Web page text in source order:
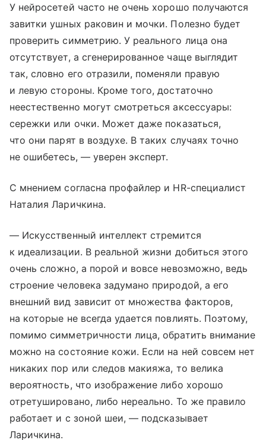
У нейросетей часто не очень хорошо получаются
завитки ушных раковин и мочки. Полезно будет
проверить симметрию. У реального лица она
отсутствует, а сгенерированное чаще выглядит
так, словно его отразили, поменяли правую
и левую стороны. Кроме того, достаточно
неестественно могут смотреться аксессуары:
сережки или очки. Может даже показаться,
что они парят в воздухе. В таких случаях точно
не ошибетесь, — уверен эксперт.
С мнением согласна профайлер и HR-специалист
Наталия Ларичкина.
— Искусственный интеллект стремится
к идеализации. В реальной жизни добиться этого
очень сложно, а порой и вовсе невозможно, ведь
строение человека задумано природой, а его
внешний вид зависит от множества факторов,
на которые не всегда удается повлиять. Поэтому,
помимо симметричности лица, обратить внимание
можно на состояние кожи. Если на ней совсем нет
никаких пор или следов макияжа, то велика
вероятность, что изображение либо хорошо
отретушировано, либо нереально. То же правило
работает и с зоной шеи, — подсказывает
Ларичкина.